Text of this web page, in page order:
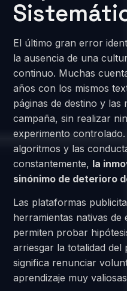
El último gran error
la ausencia de una
continuo. Muchas
años con los mismos
páginas de destino y las
campaña, sin realizar
experimento
algoritmos y las
constantemente, la
sinónimo de deterioro
Las plataformas
herramientas nativas de
permiten probar
arriesgar la totalidad
significa renunciar
aprendizaje muy